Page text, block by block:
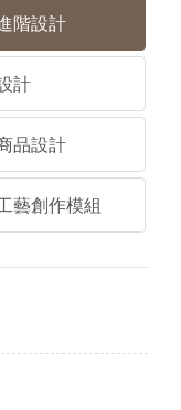
階設計
計
品設計
藝創作模組